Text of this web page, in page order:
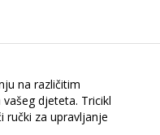
na različitim
djeteta. Tricikl
za upravljanje